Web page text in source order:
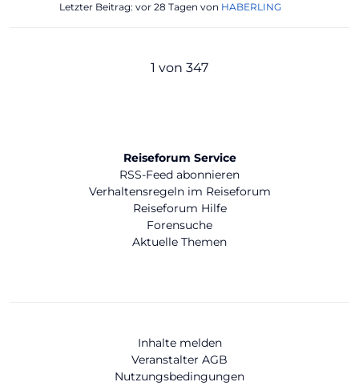
Letzter Beitrag: vor 28 Tagen von HABERLING
1 von 347
Reiseforum Service
RSS-Feed abonnieren
Verhaltensregeln im Reiseforum
Reiseforum Hilfe
Forensuche
Aktuelle Themen
Inhalte melden
Veranstalter AGB
Nutzungsbedingungen